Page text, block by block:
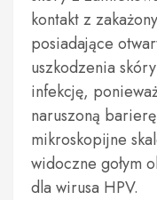
kontakt z
posiadające
uszkodzenia
infekcję,
naruszoną
mikroskopijne
widoczne gołym
dla wirusa HPV.